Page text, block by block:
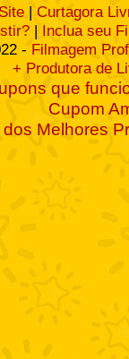
| Curtagora
| Inclua seu
- Filmagem
+ Produtora de
que
Cupom
dos Melhores